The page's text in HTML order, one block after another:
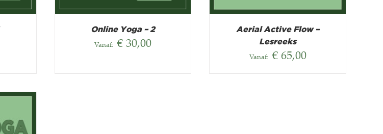
Online Yoga – 2
Vanaf: €30,00
Aerial Active Flow –
Lesreeks
Vanaf: €65,00